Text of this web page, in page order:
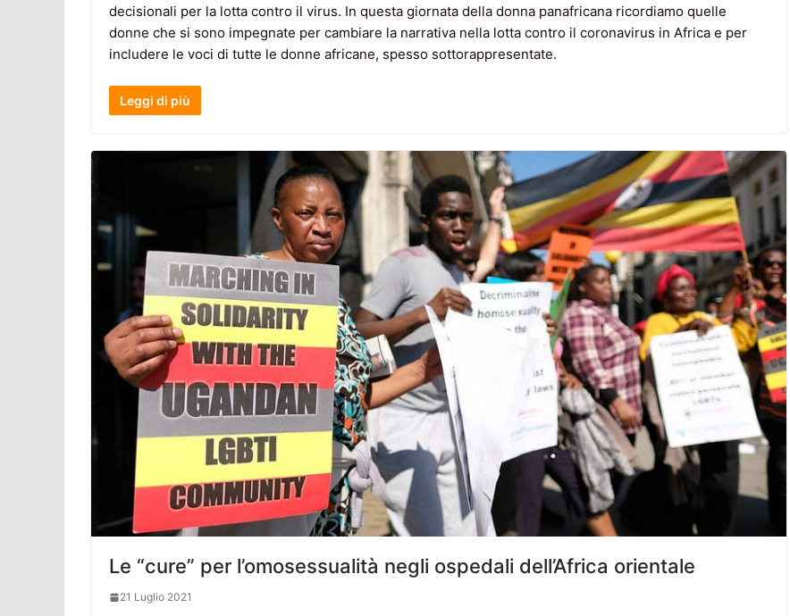
decisionali per la lotta contro il virus. In questa giornata della donna panafricana ricordiamo quelle
donne che si sono impegnate per cambiare la narrativa nella lotta contro il coronavirus in Africa e per
includere le voci di tutte le donne africane, spesso sottorappresentate.
Leggi di più
Le “cure” per l’omosessualità negli ospedali dell’Africa orientale
21 Luglio 2021